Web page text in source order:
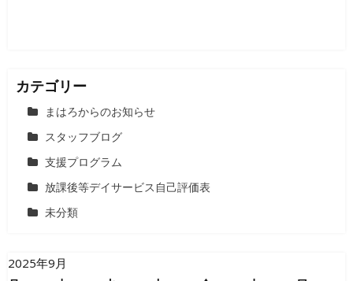
カテゴリー
まはろからのお知らせ
スタッフブログ
支援プログラム
放課後等デイサービス自己評価表
未分類
2025年9月